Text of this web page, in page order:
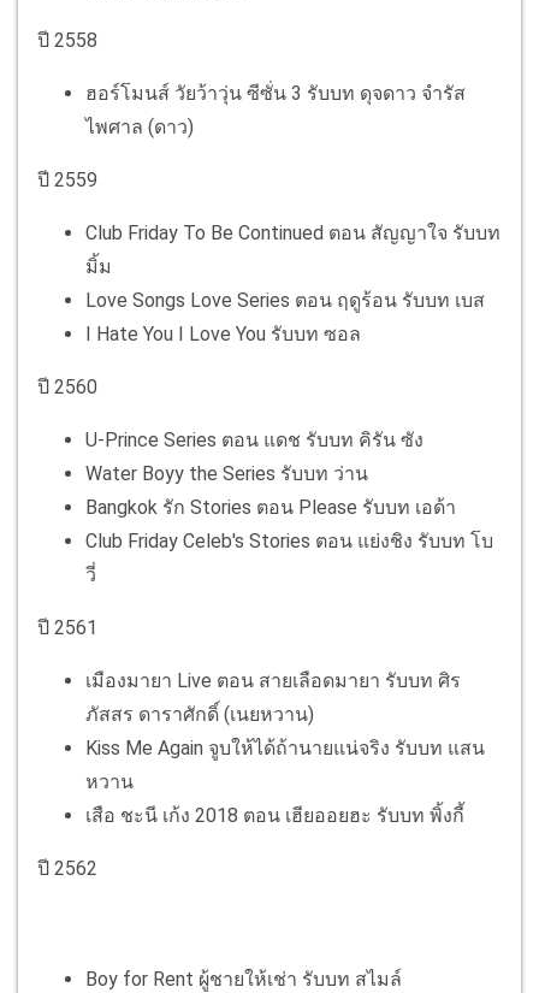
ปี 2558
ฮอร์โมนส์ วัยว้าวุ่น ซีซั่น 3 รับบท ดุจดาว จำรัส
ไพศาล (ดาว)
ปี 2559
Club Friday To Be Continued ตอน สัญญาใจ รับบท
มิ้ม
Love Songs Love Series ตอน ฤดูร้อน รับบท เบส
I Hate You I Love You รับบท ซอล
ปี 2560
U-Prince Series ตอน แดช รับบท คิรัน ซัง
Water Boyy the Series รับบท ว่าน
Bangkok รัก Stories ตอน Please รับบท เอด้า
Club Friday Celeb's Stories ตอน แย่งชิง รับบท โบ
วี่
ปี 2561
เมืองมายา Live ตอน สายเลือดมายา รับบท ศิร
ภัสสร ดาราศักดิ์ (เนยหวาน)
Kiss Me Again จูบให้ได้ถ้านายแน่จริง รับบท แสน
หวาน
เสือ ชะนี เก้ง 2018 ตอน เฮียออยฮะ รับบท พิ้งกี้
ปี 2562
Boy for Rent ผู้ชายให้เช่า รับบท สไมล์